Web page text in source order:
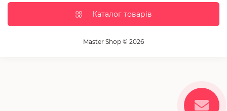
Вії та брови
Дезінфекція та стерилізація
Пензлики і набори для макіяжу
Доставка та оплата
Корисні статті
Каталог товарів
Master Shop © 2026